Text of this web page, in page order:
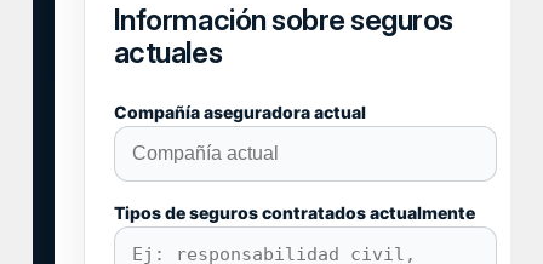
Información sobre seguros
actuales
Compañía aseguradora actual
Tipos de seguros contratados actualmente